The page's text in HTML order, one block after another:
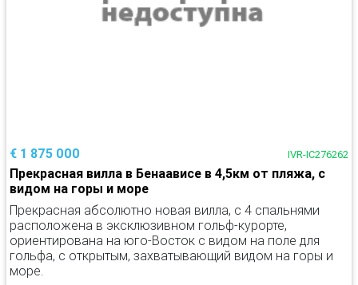
€ 1 875 000 IVR-IC276262
Прекрасная вилла в Бенаависе в 4,5км от пляжа, с
видом на горы и море
Прекрасная абсолютно новая вилла, с 4 спальнями
расположена в эксклюзивном гольф-курорте,
ориентирована на юго-Восток с видом на поле для
гольфа, с открытым, захватывающий видом на горы и
море.